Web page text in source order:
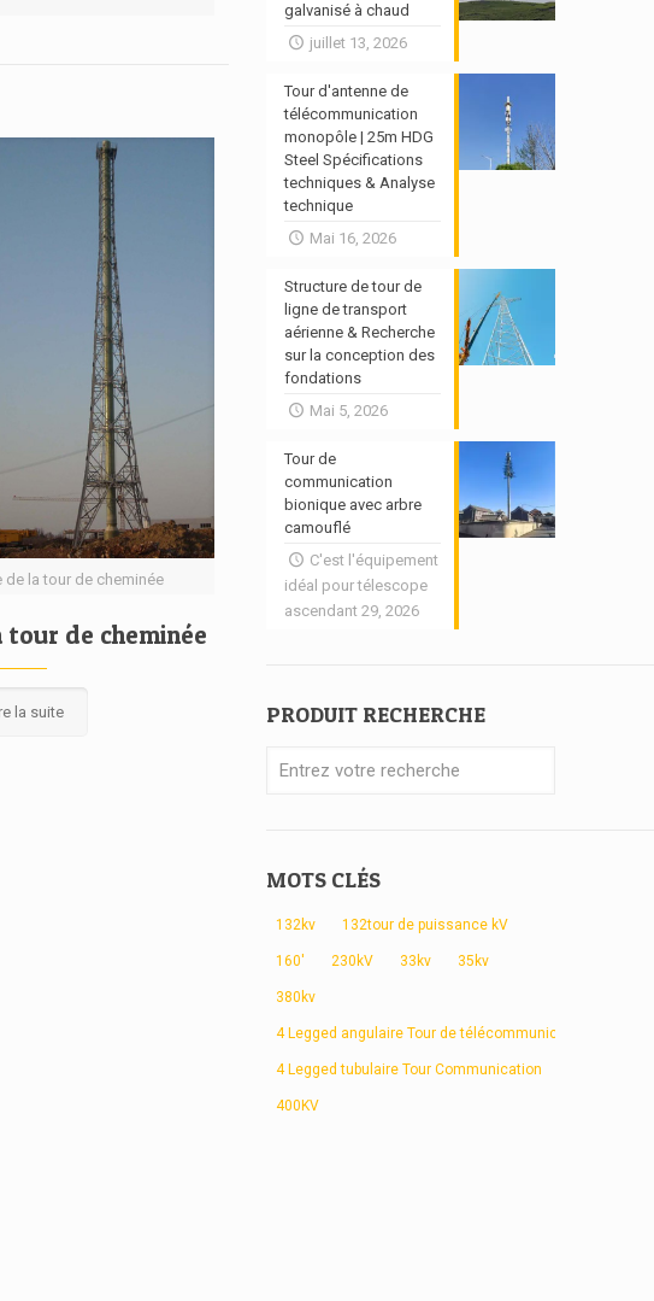
de la tour de cheminée
tour de cheminée
la suite
galvanisé à chaud
juillet 13, 2026
Tour d'antenne de
télécommunication
monopôle | 25m HDG
Steel Spécifications
techniques & Analyse
technique
Mai 16, 2026
Structure de tour de
ligne de transport
aérienne & Recherche
sur la conception des
fondations
Mai 5, 2026
Tour de
communication
bionique avec arbre
camouflé
C'est l'équipement
idéal pour télescope
ascendant 29, 2026
PRODUIT RECHERCHE
MOTS CLÉS
132kv 132tour de puissance kV
160' 230kV 33kv 35kv
380kv
4 Legged angulaire Tour de télécommunication
4 Legged tubulaire Tour Communication
400KV